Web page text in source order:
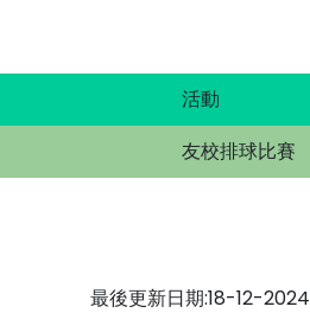
活動
友校排球比賽
最後更新日期:18-12-2024